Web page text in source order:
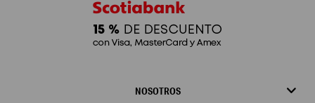
NOSOTROS